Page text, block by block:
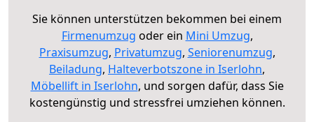
Sie können unterstützen bekommen bei einem
Firmenumzug oder ein Mini Umzug,
Praxisumzug, Privatumzug, Seniorenumzug,
Beiladung, Halteverbotszone in Iserlohn,
Möbellift in Iserlohn, und sorgen dafür, dass Sie
kostengünstig und stressfrei umziehen können.